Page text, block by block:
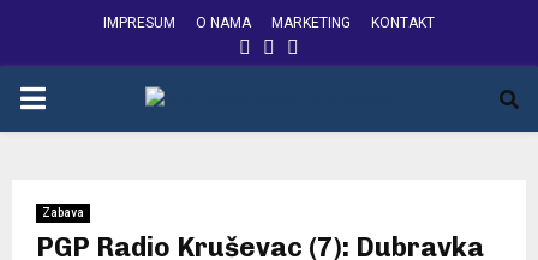
IMPRESUM O NAMA MARKETING KONTAKT
FACEBOOK
INSTAGRAM
PRIMARY
Zabava
PGP Radio Kruševac (7): Dubravka